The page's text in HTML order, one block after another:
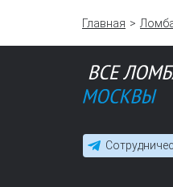
Главная